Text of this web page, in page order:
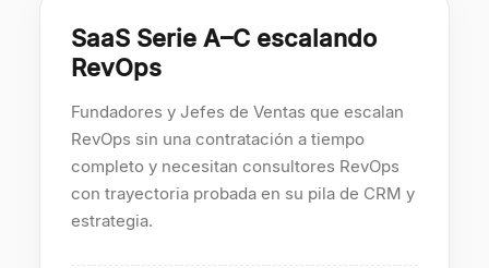
SaaS Serie A–C escalando
RevOps
Fundadores y Jefes de Ventas que escalan
RevOps sin una contratación a tiempo
completo y necesitan consultores RevOps
con trayectoria probada en su pila de CRM y
estrategia.